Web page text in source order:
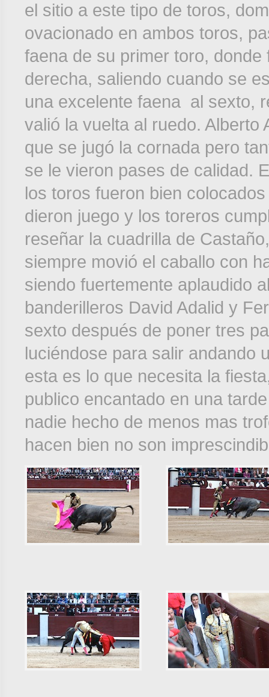
el sitio a este tipo de toros,
ovacionado en ambos toros,
faena de su primer toro,
derecha, saliendo cuando se
una excelente faena al sexto,
valió la vuelta al ruedo.
que se jugó la cornada pero
se le vieron pases de calidad.
los toros fueron bien
dieron juego y los toreros
reseñar la cuadrilla de
siempre movió el caballo con
siendo fuertemente aplaudido
banderilleros David Adalid y
sexto después de poner tres
luciéndose para salir andando
esta es lo que necesita la
publico encantado en una
nadie hecho de menos mas
hacen bien no son